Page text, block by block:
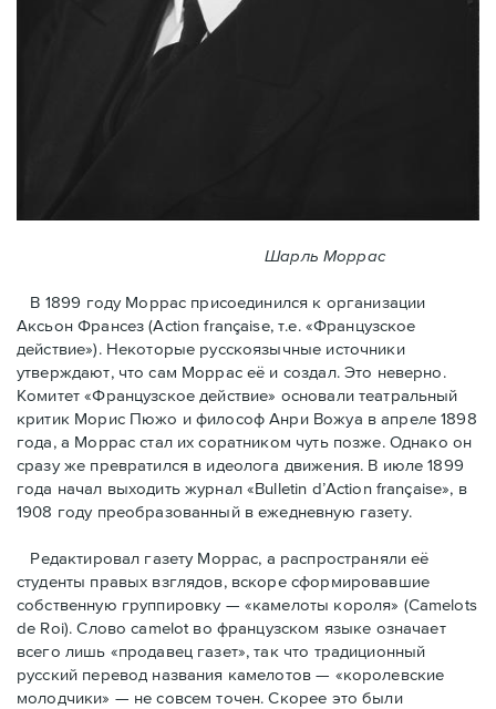
Шарль Моррас
В 1899 году Моррас присоединился к организации
Аксьон Франсез (Action française, т.е. «Французское
действие»). Некоторые русскоязычные источники
утверждают, что сам Моррас её и создал. Это неверно.
Комитет «Французское действие» основали театральный
критик Морис Пюжо и философ Анри Вожуа в апреле 1898
года, а Моррас стал их соратником чуть позже. Однако он
сразу же превратился в идеолога движения. В июле 1899
года начал выходить журнал «Bulletin d’Action française», в
1908 году преобразованный в ежедневную газету.
Редактировал газету Моррас, а распространяли её
студенты правых взглядов, вскоре сформировавшие
собственную группировку — «камелоты короля» (Camelots
de Roi). Слово camelot во французском языке означает
всего лишь «продавец газет», так что традиционный
русский перевод названия камелотов — «королевские
молодчики» — не совсем точен. Скорее это были